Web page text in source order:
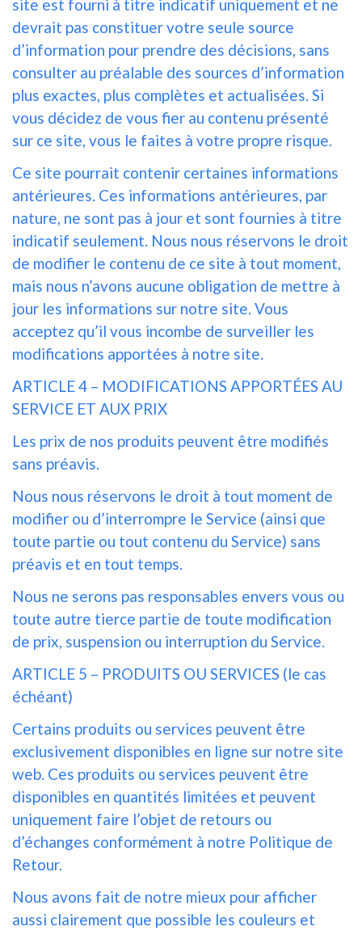
site est fourni à titre indicatif uniquement et ne
devrait pas constituer votre seule source
d’information pour prendre des décisions, sans
consulter au préalable des sources d’information
plus exactes, plus complètes et actualisées. Si
vous décidez de vous fier au contenu présenté
sur ce site, vous le faites à votre propre risque.
Ce site pourrait contenir certaines informations
antérieures. Ces informations antérieures, par
nature, ne sont pas à jour et sont fournies à titre
indicatif seulement. Nous nous réservons le droit
de modifier le contenu de ce site à tout moment,
mais nous n’avons aucune obligation de mettre à
jour les informations sur notre site. Vous
acceptez qu’il vous incombe de surveiller les
modifications apportées à notre site.
ARTICLE 4 – MODIFICATIONS APPORTÉES AU
SERVICE ET AUX PRIX
Les prix de nos produits peuvent être modifiés
sans préavis.
Nous nous réservons le droit à tout moment de
modifier ou d’interrompre le Service (ainsi que
toute partie ou tout contenu du Service) sans
préavis et en tout temps.
Nous ne serons pas responsables envers vous ou
toute autre tierce partie de toute modification
de prix, suspension ou interruption du Service.
ARTICLE 5 – PRODUITS OU SERVICES (le cas
échéant)
Certains produits ou services peuvent être
exclusivement disponibles en ligne sur notre site
web. Ces produits ou services peuvent être
disponibles en quantités limitées et peuvent
uniquement faire l’objet de retours ou
d’échanges conformément à notre Politique de
Retour.
Nous avons fait de notre mieux pour afficher
aussi clairement que possible les couleurs et